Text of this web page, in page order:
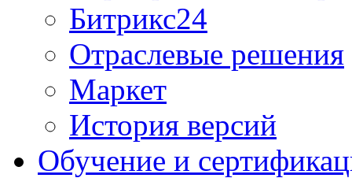
Битрикс24
Отраслевые решения
Маркет
История версий
Обучение и